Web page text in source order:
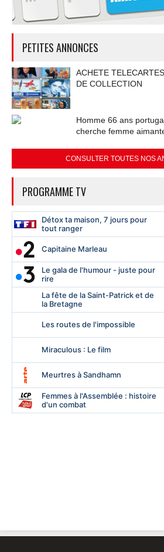
PETITES ANNONCES
ACHETE TELECARTES
DE COLLECTION
Homme 66 ans
cherche femme
CONSULTER TOUTES NOS
PROGRAMME TV